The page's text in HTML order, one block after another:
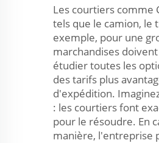
Les courtiers comme
tels que le camion, le
exemple, pour une
marchandises
étudier toutes les
des tarifs plus
d'expédition.
: les courtiers font
pour le résoudre. En
manière, l'entreprise